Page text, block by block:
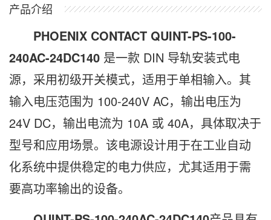
产品介绍
PHOENIX CONTACT QUINT-PS-100-
240AC-24DC140 是一款 DIN 导轨安装式电
源，采用初级开关模式，适用于单相输入。其
输入电压范围为 100-240V AC，输出电压为
24V DC，输出电流为 10A 或 40A，具体取决于
型号和应用场景。该电源设计用于在工业自动
化系统中提供稳定的电力供应，尤其适用于需
要高功率输出的设备。